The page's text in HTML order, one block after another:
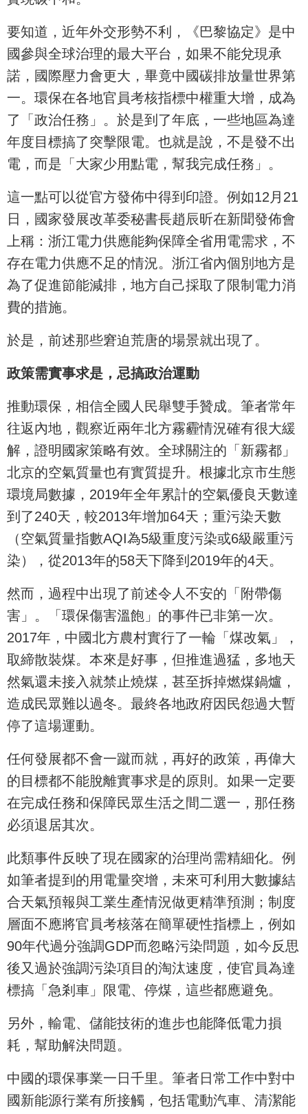
要知道，近年外交形勢不利，《巴黎協定》是中
國參與全球治理的最大平台，如果不能兌現承
諾，國際壓力會更大，畢竟中國碳排放量世界第
一。環保在各地官員考核指標中權重大增，成為
了「政治任務」。於是到了年底，一些地區為達
年度目標搞了突擊限電。也就是說，不是發不出
電，而是「大家少用點電，幫我完成任務」。
這一點可以從官方發佈中得到印證。例如12月21
日，國家發展改革委秘書長趙辰昕在新聞發佈會
上稱：浙江電力供應能夠保障全省用電需求，不
存在電力供應不足的情況。浙江省內個別地方是
為了促進節能減排，地方自己採取了限制電力消
費的措施。
於是，前述那些窘迫荒唐的場景就出現了。
政策需實事求是，忌搞政治運動
推動環保，相信全國人民舉雙手贊成。筆者常年
往返內地，觀察近兩年北方霧霾情況確有很大緩
解，證明國家策略有效。全球關注的「新霧都」
北京的空氣質量也有實質提升。根據北京市生態
環境局數據，2019年全年累計的空氣優良天數達
到了240天，較2013年增加64天；重污染天數
（空氣質量指數AQI為5級重度污染或6級嚴重污
染），從2013年的58天下降到2019年的4天。
然而，過程中出現了前述令人不安的「附帶傷
害」。「環保傷害溫飽」的事件已非第一次。
2017年，中國北方農村實行了一輪「煤改氣」，
取締散裝煤。本來是好事，但推進過猛，多地天
然氣還未接入就禁止燒煤，甚至拆掉燃煤鍋爐，
造成民眾難以過冬。最終各地政府因民怨過大暫
停了這場運動。
任何發展都不會一蹴而就，再好的政策，再偉大
的目標都不能脫離實事求是的原則。如果一定要
在完成任務和保障民眾生活之間二選一，那任務
必須退居其次。
此類事件反映了現在國家的治理尚需精細化。例
如筆者提到的用電量突增，未來可利用大數據結
合天氣預報與工業生產情況做更精準預測；制度
層面不應將官員考核落在簡單硬性指標上，例如
90年代過分強調GDP而忽略污染問題，如今反思
後又過於強調污染項目的淘汰速度，使官員為達
標搞「急剎車」限電、停煤，這些都應避免。
另外，輸電、儲能技術的進步也能降低電力損
耗，幫助解決問題。
中國的環保事業一日千里。筆者日常工作中對中
國新能源行業有所接觸，包括電動汽車、清潔能